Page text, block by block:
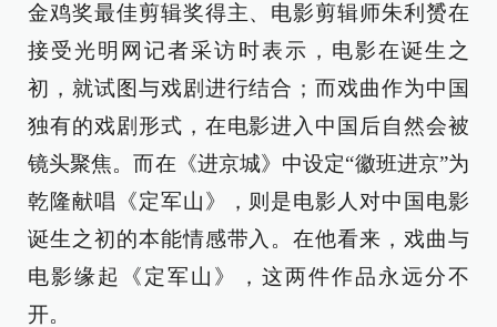
金鸡奖最佳剪辑奖得主、电影剪辑师朱利赟在
接受光明网记者采访时表示，电影在诞生之
初，就试图与戏剧进行结合；而戏曲作为中国
独有的戏剧形式，在电影进入中国后自然会被
镜头聚焦。而在《进京城》中设定“徽班进京”为
乾隆献唱《定军山》，则是电影人对中国电影
诞生之初的本能情感带入。在他看来，戏曲与
电影缘起《定军山》，这两件作品永远分不
开。